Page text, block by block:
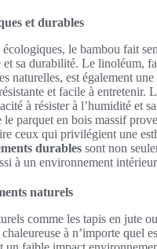
et durables
le bambou fait
et sa durabilité. Le linoléum,
naturelles, est également
et facile à entretenir.
à résister à l’humidité et
le parquet en bois massif
ceux qui privilégient une
durables sont non
à un environnement
naturels
comme les tapis en jute
à n’importe quel